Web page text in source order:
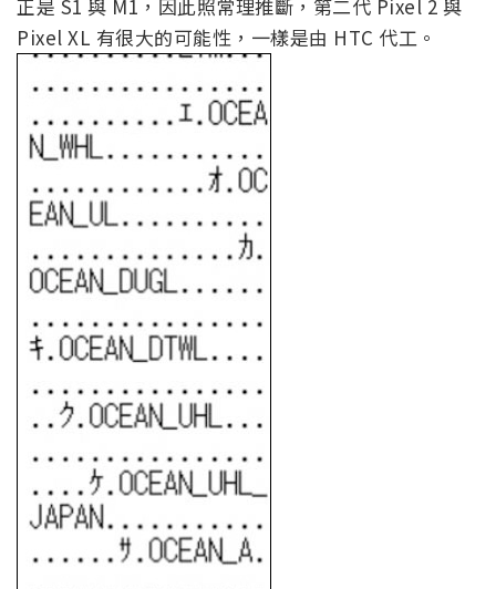
正是 S1 與 M1，因此照常理推斷，第二代 Pixel 2 與
Pixel XL 有很大的可能性，一樣是由 HTC 代工。